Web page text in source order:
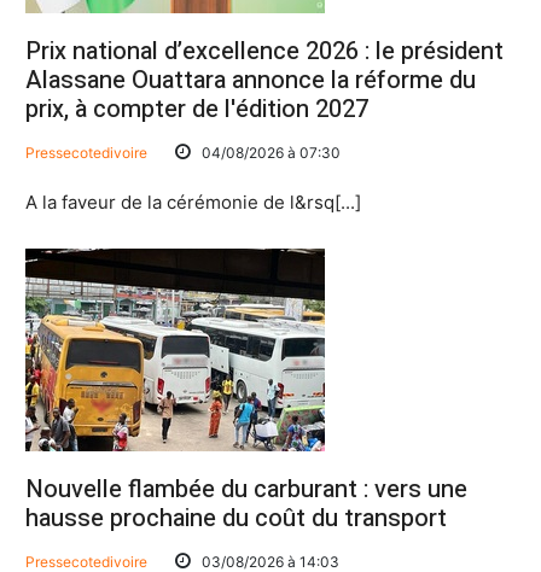
Prix national d’excellence 2026 : le président
Alassane Ouattara annonce la réforme du
prix, à compter de l'édition 2027
Pressecotedivoire 04/08/2026 à 07:30
A la faveur de la cérémonie de l&rsq[...]
Nouvelle flambée du carburant : vers une
hausse prochaine du coût du transport
Pressecotedivoire 03/08/2026 à 14:03